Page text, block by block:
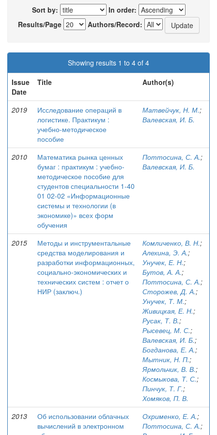
Sort by:
In order:
Results/Page
Authors/Record:
Showing results 1 to 4 of 4
Issue
Date
Title Author(s)
2019
Исследование операций в
логистике. Практикум :
учебно-методическое
пособие
Матвейчук, Н. М.;
Валевская, И. Б.
2010
Математика рынка ценных
бумаг : практикум : учебно-
методическое пособие для
студентов специальности 1-40
01 02-02 «Информационные
системы и технологии (в
экономике)» всех форм
обучения
Поттосина, С. А.;
Валевская, И. Б.
2015
Методы и инструментальные
средства моделирования и
разработки информационных,
социально-экономических и
технических систем : отчет о
НИР (заключ.)
Комличенко, В. Н.;
Алехина, Э. А.;
Унучек, Е. Н.;
Бутов, А. А.;
Поттосина, С. А.;
Сторожев, Д. А.;
Унучек, Т. М.;
Живицкая, Е. Н.;
Русак, Т. В.;
Рысевец, М. С.;
Валевская, И. Б.;
Богданова, Е. А.;
Мытник, Н. П.;
Ярмольчик, В. В.;
Космыкова, Т. С.;
Пинчук, Т. Г.;
Хомяков, П. В.
2013
Об использовании облачных
вычислений в электронном
Охрименко, Е. А.;
Поттосина, С. А.;